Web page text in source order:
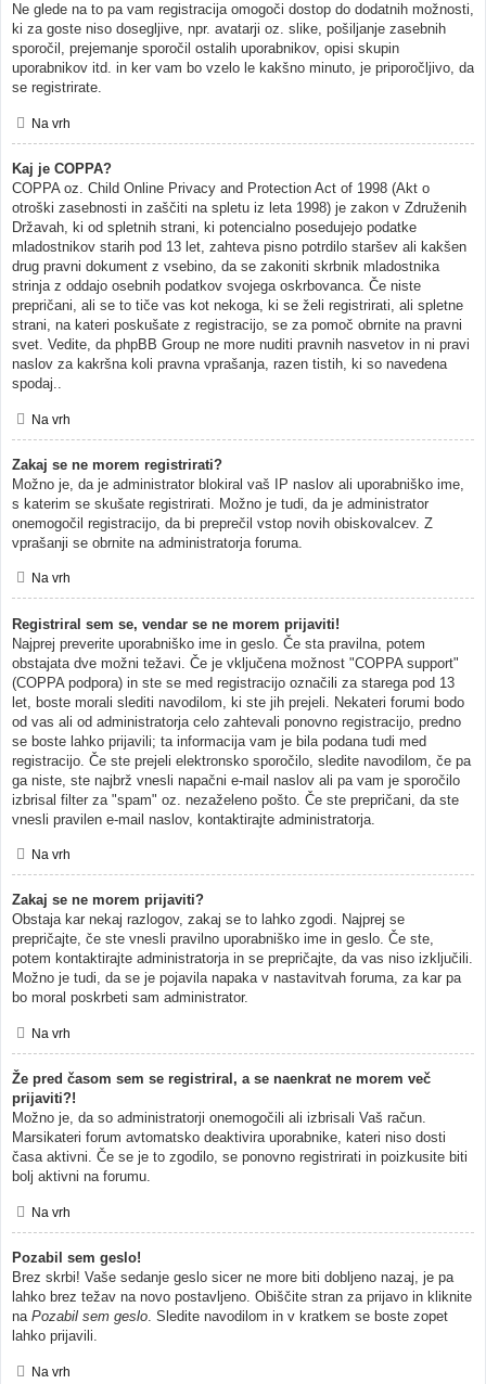
Ne glede na to pa vam registracija omogoči dostop do dodatnih možnosti,
ki za goste niso dosegljive, npr. avatarji oz. slike, pošiljanje zasebnih
sporočil, prejemanje sporočil ostalih uporabnikov, opisi skupin
uporabnikov itd. in ker vam bo vzelo le kakšno minuto, je priporočljivo, da
se registrirate.
Na vrh
Kaj je COPPA?
COPPA oz. Child Online Privacy and Protection Act of 1998 (Akt o
otroški zasebnosti in zaščiti na spletu iz leta 1998) je zakon v Združenih
Državah, ki od spletnih strani, ki potencialno posedujejo podatke
mladostnikov starih pod 13 let, zahteva pisno potrdilo staršev ali kakšen
drug pravni dokument z vsebino, da se zakoniti skrbnik mladostnika
strinja z oddajo osebnih podatkov svojega oskrbovanca. Če niste
prepričani, ali se to tiče vas kot nekoga, ki se želi registrirati, ali spletne
strani, na kateri poskušate z registracijo, se za pomoč obrnite na pravni
svet. Vedite, da phpBB Group ne more nuditi pravnih nasvetov in ni pravi
naslov za kakršna koli pravna vprašanja, razen tistih, ki so navedena
spodaj..
Na vrh
Zakaj se ne morem registrirati?
Možno je, da je administrator blokiral vaš IP naslov ali uporabniško ime,
s katerim se skušate registrirati. Možno je tudi, da je administrator
onemogočil registracijo, da bi preprečil vstop novih obiskovalcev. Z
vprašanji se obrnite na administratorja foruma.
Na vrh
Registriral sem se, vendar se ne morem prijaviti!
Najprej preverite uporabniško ime in geslo. Če sta pravilna, potem
obstajata dve možni težavi. Če je vključena možnost "COPPA support"
(COPPA podpora) in ste se med registracijo označili za starega pod 13
let, boste morali slediti navodilom, ki ste jih prejeli. Nekateri forumi bodo
od vas ali od administratorja celo zahtevali ponovno registracijo, predno
se boste lahko prijavili; ta informacija vam je bila podana tudi med
registracijo. Če ste prejeli elektronsko sporočilo, sledite navodilom, če pa
ga niste, ste najbrž vnesli napačni e-mail naslov ali pa vam je sporočilo
izbrisal filter za "spam" oz. nezaželeno pošto. Če ste prepričani, da ste
vnesli pravilen e-mail naslov, kontaktirajte administratorja.
Na vrh
Zakaj se ne morem prijaviti?
Obstaja kar nekaj razlogov, zakaj se to lahko zgodi. Najprej se
prepričajte, če ste vnesli pravilno uporabniško ime in geslo. Če ste,
potem kontaktirajte administratorja in se prepričajte, da vas niso izključili.
Možno je tudi, da se je pojavila napaka v nastavitvah foruma, za kar pa
bo moral poskrbeti sam administrator.
Na vrh
Že pred časom sem se registriral, a se naenkrat ne morem več
prijaviti?!
Možno je, da so administratorji onemogočili ali izbrisali Vaš račun.
Marsikateri forum avtomatsko deaktivira uporabnike, kateri niso dosti
časa aktivni. Če se je to zgodilo, se ponovno registrirati in poizkusite biti
bolj aktivni na forumu.
Na vrh
Pozabil sem geslo!
Brez skrbi! Vaše sedanje geslo sicer ne more biti dobljeno nazaj, je pa
lahko brez težav na novo postavljeno. Obiščite stran za prijavo in kliknite
na Pozabil sem geslo. Sledite navodilom in v kratkem se boste zopet
lahko prijavili.
Na vrh